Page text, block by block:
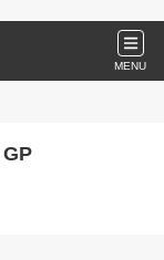
MENU
Article publié depuis Overblog et GP